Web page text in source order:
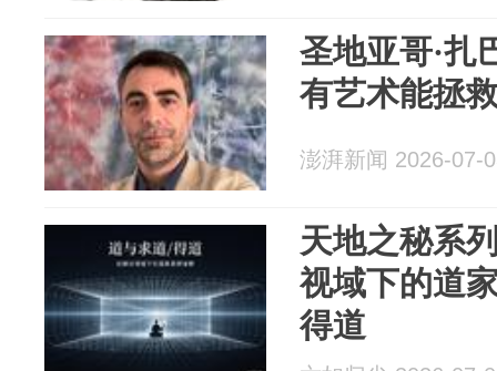
圣地亚哥·扎
有艺术能拯
澎湃新闻 2026-07-
天地之秘系
视域下的道
得道